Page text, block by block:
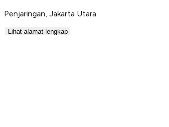
Penjaringan Jakarta Utara
Lihat alamat lengkap